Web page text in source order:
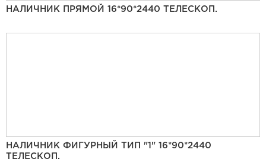
НАЛИЧНИК ПРЯМОЙ 16*90*2440 ТЕЛЕСКОП.
НАЛИЧНИК ФИГУРНЫЙ ТИП "1" 16*90*2440
ТЕЛЕСКОП.